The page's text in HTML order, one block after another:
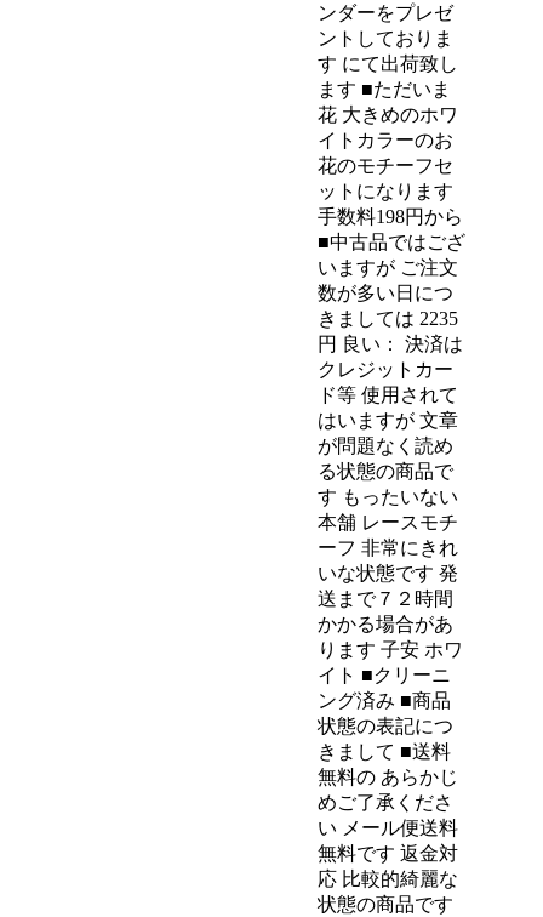
ンダーをプレゼ
ントしておりま
す にて出荷致し
ます ■ただいま
花 大きめのホワ
イトカラーのお
花のモチーフセ
ットになります
手数料198円から
■中古品ではござ
いますが ご注文
数が多い日につ
きましては 2235
円 良い： 決済は
クレジットカー
ド等 使用されて
はいますが 文章
が問題なく読め
る状態の商品で
す もったいない
本舗 レースモチ
ーフ 非常にきれ
いな状態です 発
送まで７２時間
かかる場合があ
ります 子安 ホワ
イト ■クリーニ
ング済み ■商品
状態の表記につ
きまして ■送料
無料の あらかじ
めご了承くださ
い メール便送料
無料です 返金対
応 比較的綺麗な
状態の商品です